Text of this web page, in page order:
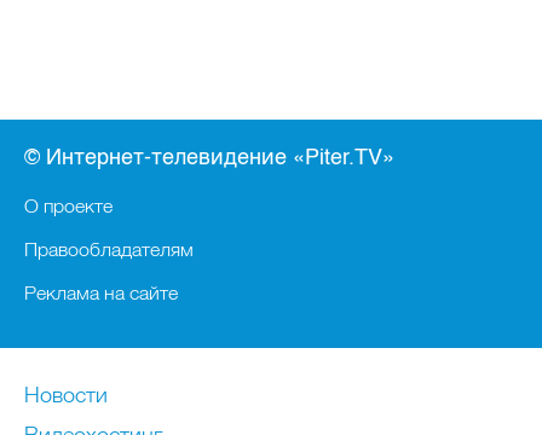
© Интернет-телевидение «Piter.TV»
О проекте
Правообладателям
Реклама на сайте
Новости